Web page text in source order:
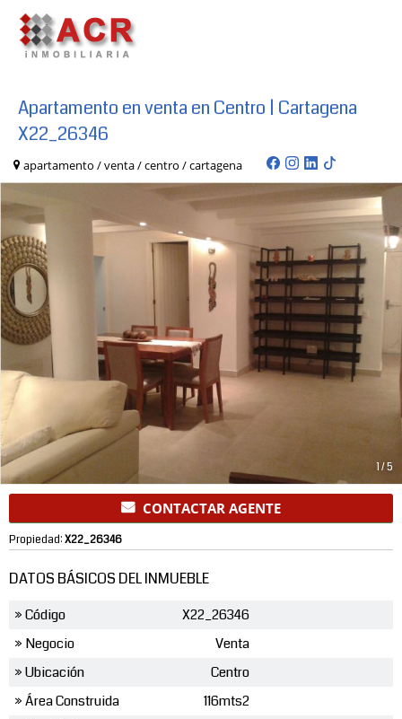
Apartamento en venta en Centro | Cartagena
X22_26346
apartamento / venta / centro / cartagena
1/5
CONTACTAR AGENTE
Propiedad:X22_26346
DATOS BÁSICOS DEL INMUEBLE
» Código
X22_26346
» Negocio
Venta
» Ubicación
Centro
» Área Construida
116mts2